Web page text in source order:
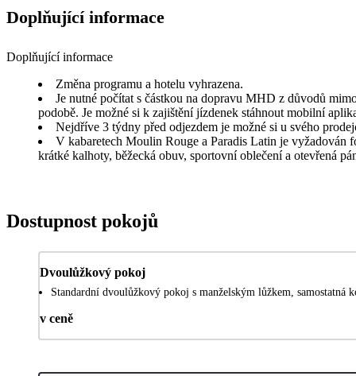
Doplňující informace
Doplňující informace
Změna programu a hotelu vyhrazena.
Je nutné počítat s částkou na dopravu MHD z důvodů
podobě. Je možné si k zajištění jízdenek stáhnout mobilní
Nejdříve 3 týdny před odjezdem je možné si u svého
V kabaretech Moulin Rouge a Paradis Latin je vyžadován
krátké kalhoty, běžecká obuv, sportovní oblečení a otevřená
Dostupnost pokojů
Dvoulůžkový pokoj
Standardní dvoulůžkový pokoj s manželským lůžkem, samostatná
v ceně